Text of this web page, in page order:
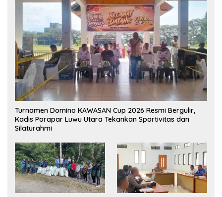
Turnamen Domino KAWASAN Cup 2026 Resmi Bergulir,
Kadis Porapar Luwu Utara Tekankan Sportivitas dan
Silaturahmi